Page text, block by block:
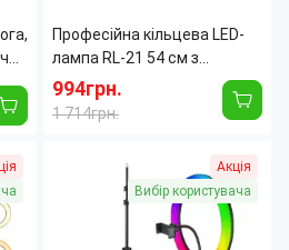
Да
Професійна кільцева LED-
лампа RL-21 54 см з
пультом і тримачами 70 W
994грн.
1 714грн.
управления:
Диаметр кольца:54 см
Страна производитель:
Китай
Акція
Вибір користувача